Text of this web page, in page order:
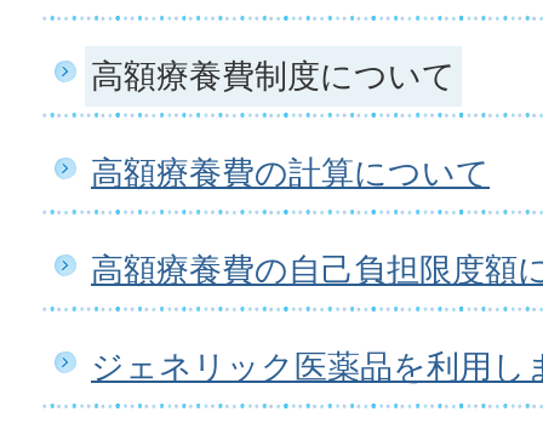
高額療養費制度について
高額療養費の計算について
高額療養費の自己負担限度額
ジェネリック医薬品を利用し